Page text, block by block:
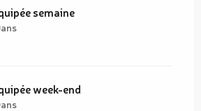
semaine
week-end